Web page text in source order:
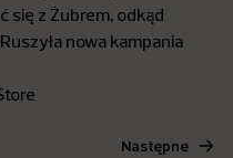
się z Żubrem, odkąd
nowa kampania
Następne